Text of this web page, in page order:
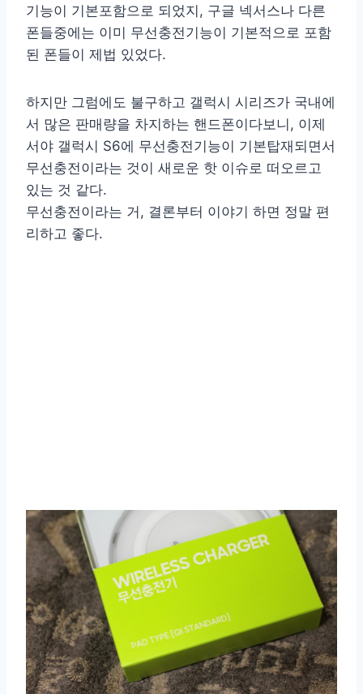
기능이 기본포함으로 되었지, 구글 넥서스나 다른
폰들중에는 이미 무선충전기능이 기본적으로 포함
된 폰들이 제법 있었다.
하지만 그럼에도 불구하고 갤럭시 시리즈가 국내에
서 많은 판매량을 차지하는 핸드폰이다보니, 이제
서야 갤럭시 S6에 무선충전기능이 기본탑재되면서
무선충전이라는 것이 새로운 핫 이슈로 떠오르고
있는 것 같다.
무선충전이라는 거, 결론부터 이야기 하면 정말 편
리하고 좋다.